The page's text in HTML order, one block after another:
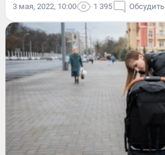
3 мая, 2022, 10:00 1 395 Обсудить